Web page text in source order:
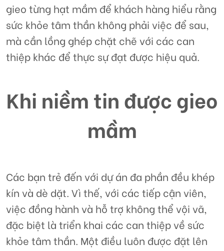
gieo từng hạt mầm để khách hàng hiểu rằng
sức khỏe tâm thần không phải việc để sau,
mà cần lồng ghép chặt chẽ với các can
thiệp khác để thực sự đạt được hiệu quả.
Khi niềm tin được gieo
mầm
Các bạn trẻ đến với dự án đa phần đều khép
kín và dè dặt. Vì thế, với các tiếp cận viên,
việc đồng hành và hỗ trợ không thể vội vã,
đặc biệt là triển khai các can thiệp về sức
khỏe tâm thần. Một điều luôn được đặt lên